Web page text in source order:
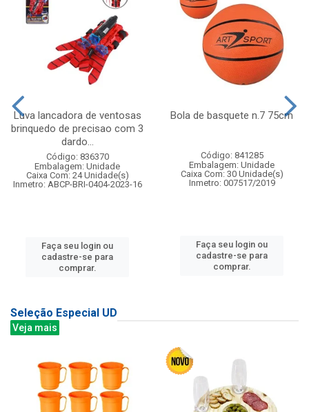
Luva lancadora de ventosas
brinquedo de precisao com 3
dardo...
Código: 836370
Embalagem: Unidade
Caixa Com: 24 Unidade(s)
Inmetro: ABCP-BRI-0404-2023-16
Faça seu login ou
cadastre-se para
comprar.
Bola de basquete n.7 75cm
Código: 841285
Embalagem: Unidade
Caixa Com: 30 Unidade(s)
Inmetro: 007517/2019
Faça seu login ou
cadastre-se para
comprar.
Seleção Especial UD
Veja mais